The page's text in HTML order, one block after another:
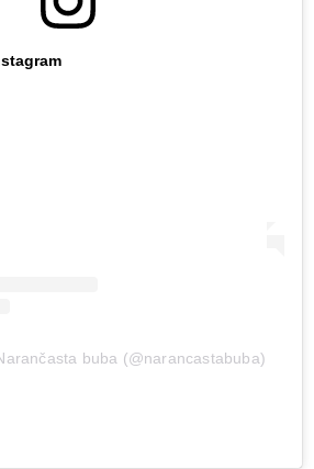
buba (@narancastabuba)